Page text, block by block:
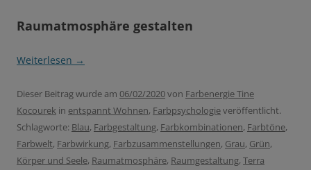
Raumatmosphäre gestalten
Weiterlesen →
Dieser Beitrag wurde am 06/02/2020von Farbenergie Tine
Kocourek in entspannt Wohnen, Farbpsychologieveröffentlicht.
Schlagworte: Blau, Farbgestaltung, Farbkombinationen, Farbtöne,
Farbwelt, Farbwirkung, Farbzusammenstellungen, Grau, Grün,
Körper und Seele, Raumatmosphäre, Raumgestaltung, Terra